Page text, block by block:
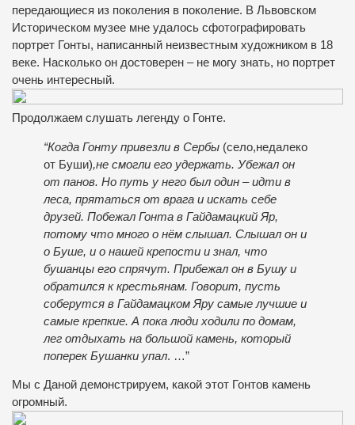
передающиеся из поколения в поколение. В Львовском
Историческом музее мне удалось сфотографировать
портрет Гонты, написанный неизвестным художником в 18
веке. Насколько он достоверен – не могу знать, но портрет
очень интересный.
Продолжаем слушать легенду о Гонте.
“Когда Гонту привезли в Сербы (село,недалеко
от Буши),не смогли его удержать. Убежал он
от панов. Но путь у него был один – идти в
леса, прятаться от врага и искать себе
друзей. Побежал Гонта в Гайдамацкий Яр,
потому что много о нём слышал. Слышал он и
о Буше, и о нашей крепости и знал, что
бушанцы его спрячут. Прибежал он в Бушу и
обратился к крестьянам. Говорит, пусть
соберутся в Гайдамацком Яру самые лучшие и
самые крепкие. А пока люди ходили по домам,
лег отдыхать на большой камень, который
поперек Бушанки упал. …”
Мы с Даной демонстрируем, какой этот Гонтов камень
огромный.